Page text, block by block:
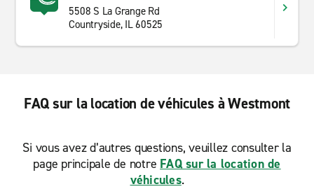
5508 S La Grange Rd
Countryside, IL 60525
FAQ sur la location de véhicules à Westmont
Si vous avez d’autres questions, veuillez consulter la
page principale de notre FAQ sur la location de
véhicules.